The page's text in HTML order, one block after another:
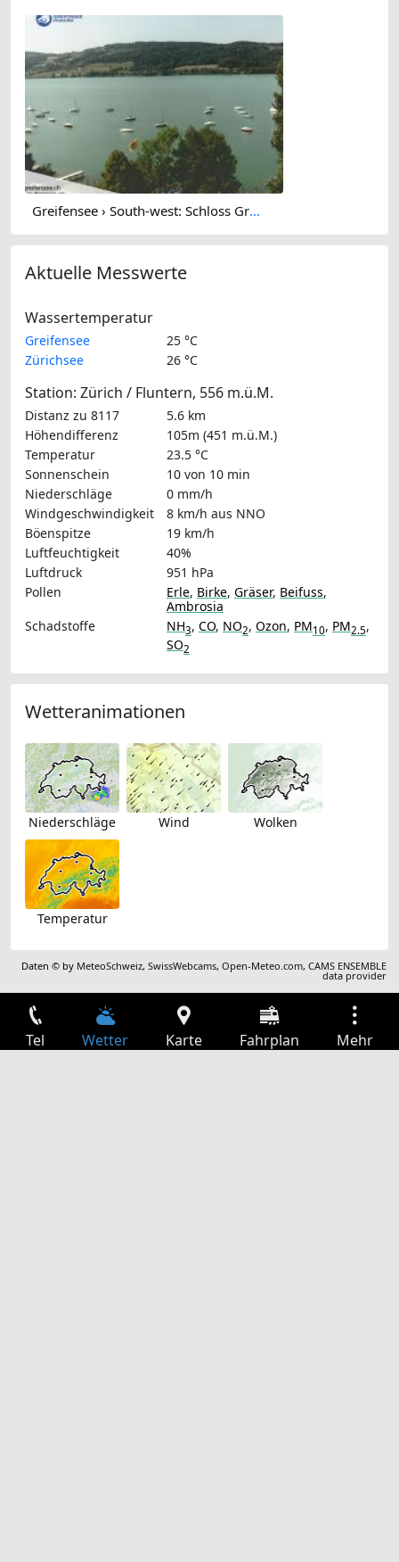
Greifensee › South-west: Schloss Greifensee
Aktuelle Messwerte
Wassertemperatur
Greifensee
25 °C
Zürichsee
26 °C
Station: Zürich / Fluntern, 556 m.ü.M.
Distanz zu 8117
5.6 km
Höhendifferenz
105m (451 m.ü.M.)
Temperatur
23.5 °C
Sonnenschein
10 von 10 min
Niederschläge
0 mm/h
Windgeschwindigkeit
8 km/h aus NNO
Böenspitze
19 km/h
Luftfeuchtigkeit
40%
Luftdruck
951 hPa
Pollen
Erle, Birke, Gräser, Beifuss,
Ambrosia
Schadstoffe
NH3, CO, NO2, Ozon, PM10, PM2.5,
SO2
Wetteranimationen
Niederschläge Wind Wolken
Temperatur
Daten © by MeteoSchweiz,SwissWebcams,Open-Meteo.com,CAMS ENSEMBLE
data provider
Tel Wetter Karte Fahrplan Mehr